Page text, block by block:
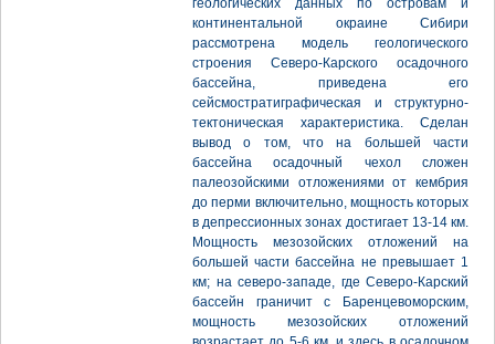
геологических данных по островам и
континентальной окраине Сибири
рассмотрена модель геологического
строения Северо-Карского осадочного
бассейна, приведена его
сейсмостратиграфическая и структурно-
тектоническая характеристика. Сделан
вывод о том, что на большей части
бассейна осадочный чехол сложен
палеозойскими отложениями от кембрия
до перми включительно, мощность которых
в депрессионных зонах достигает 13-14 км.
Мощность мезозойских отложений на
большей части бассейна не превышает 1
км; на северо-западе, где Северо-Карский
бассейн граничит с Баренцевоморским,
мощность мезозойских отложений